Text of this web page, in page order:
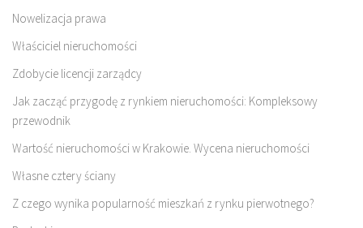
Nowelizacja prawa
Właściciel nieruchomości
Zdobycie licencji zarządcy
Jak zacząć przygodę z rynkiem nieruchomości: Kompleksowy
przewodnik
Wartość nieruchomości w Krakowie. Wycena nieruchomości
Własne cztery ściany
Z czego wynika popularność mieszkań z rynku pierwotnego?